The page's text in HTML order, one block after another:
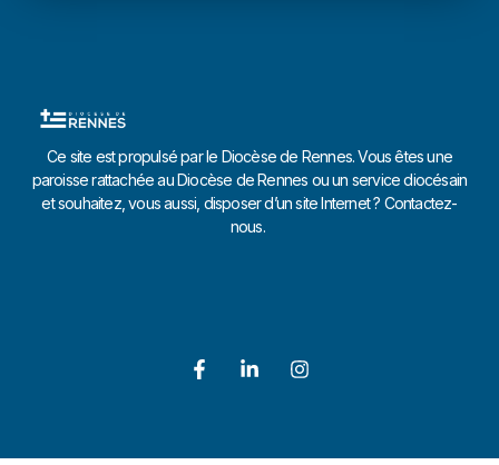
Ce site est propulsé par le Diocèse de Rennes. Vous êtes une
paroisse rattachée au Diocèse de Rennes ou un service diocésain
et souhaitez, vous aussi, disposer d’un site Internet ? Contactez-
nous.